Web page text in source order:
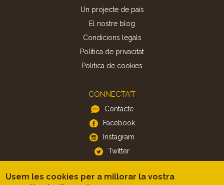
Un projecte de país
El nostre blog
Condicions legals
Política de privacitat
Politica de cookies
CONNECTA'T
Contacte
Facebook
Instagram
Twitter
APP
Usem les cookies per a millorar la vostra